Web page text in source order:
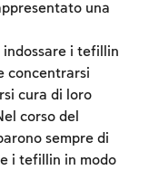
una
i tefillin
concentrarsi
cura di loro
corso del
sempre di
i tefillin in modo